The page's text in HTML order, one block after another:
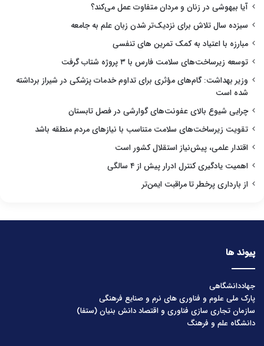
آیا بیهوشی در زنان و مردان متفاوت عمل می‌کند؟
سیزده سال تلاش برای نزدیک‌تر شدن زبان علم به جامعه
مبارزه با اعتیاد به کمک تمرین های تنفسی
توسعه زیرساخت‌های سلامت فارس با ۳ پروژه شتاب گرفت
وزیر بهداشت: گام‌های مؤثری برای تداوم خدمات پزشکی در شیراز برداشته
شده است
چرایی شیوع بالای عفونت‌های گوارشی در فصل تابستان
تقویت زیرساخت‌های سلامت متناسب با نیازهای مردم منطقه باشد
اقتدار علمی، پیش‌نیاز استقلال کشور است
اهمیت یادگیری کنترل ادرار پیش از ۴ سالگی
از بارداری پرخطر تا مراقبت ایمن‌تر
پیوند ها
جهاددانشگاهی
پارک ملی علوم و فناوری های نرم و صنایع فرهنگی
سازمان تجاری سازی فناوری و اقتصاد دانش بنیان (ستفا)
دانشگاه علم و فرهنگ